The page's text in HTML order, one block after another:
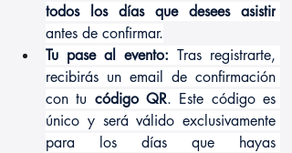
todos los días que desees asistir
antes de confirmar.
Tu pase al evento: Tras registrarte,
recibirás un email de confirmación
con tu código QR. Este código es
único y será válido exclusivamente
para los días que hayas